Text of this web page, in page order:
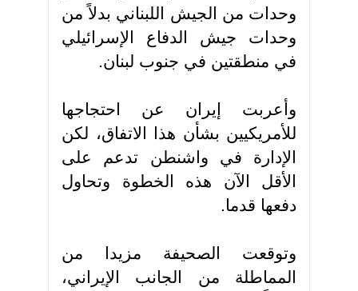
وحدات من الجيش اللبناني بدلاً من
وحدات جيش الدفاع الإسرائيلي
في منطقتين في جنوب لبنان.
وأعربت إيران عن احتجاجها
للأمريكيين بشأن هذا الاتفاق، لكن
الإدارة في واشنطن تدعم على
الأقل الآن هذه الخطوة وتحاول
دفعها قدما.
وتوقعت الصحيفة مزيدا من
المماطلة من الجانب الإيراني،